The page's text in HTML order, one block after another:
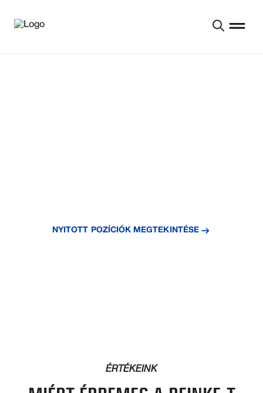
NYITOTT POZÍCIÓK MEGTEKINTÉSE
ÉRTÉKEINK